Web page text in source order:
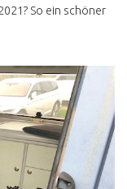
So ein schöner